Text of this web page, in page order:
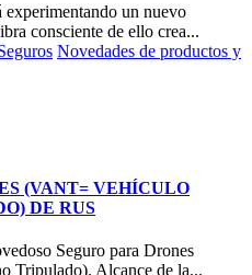
experimentando un nuevo
consciente de ello crea...
Novedades de productos y
(VANT= VEHÍCULO
DE RUS
Seguro para Drones
Tripulado). Alcance de la...